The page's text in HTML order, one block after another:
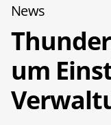
News
um